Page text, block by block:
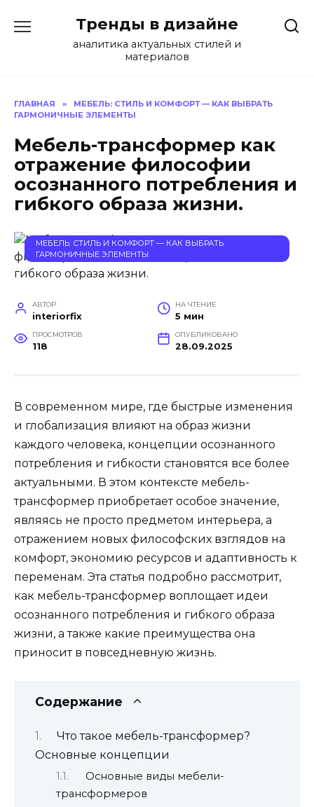
содержанию
Тренды в дизайне
аналитика актуальных стилей и
материалов
ГЛАВНАЯ »
МЕБЕЛЬ: СТИЛЬ И КОМФОРТ — КАК ВЫБРАТЬ
ГАРМОНИЧНЫЕ ЭЛЕМЕНТЫ
Мебель-трансформер как
отражение философии
осознанного потребления и
гибкого образа жизни.
МЕБЕЛЬ: СТИЛЬ И КОМФОРТ — КАК ВЫБРАТЬ
ГАРМОНИЧНЫЕ ЭЛЕМЕНТЫ
АВТОР
interiorfix
НА ЧТЕНИЕ
5 мин
ПРОСМОТРОВ
118
ОПУБЛИКОВАНО
28.09.2025
В современном мире, где быстрые изменения
и глобализация влияют на образ жизни
каждого человека, концепции осознанного
потребления и гибкости становятся все более
актуальными. В этом контексте мебель-
трансформер приобретает особое значение,
являясь не просто предметом интерьера, а
отражением новых философских взглядов на
комфорт, экономию ресурсов и адаптивность к
переменам. Эта статья подробно рассмотрит,
как мебель-трансформер воплощает идеи
осознанного потребления и гибкого образа
жизни, а также какие преимущества она
приносит в повседневную жизнь.
Содержание
Что такое мебель-трансформер?
Основные концепции
Основные виды мебели-
трансформеров